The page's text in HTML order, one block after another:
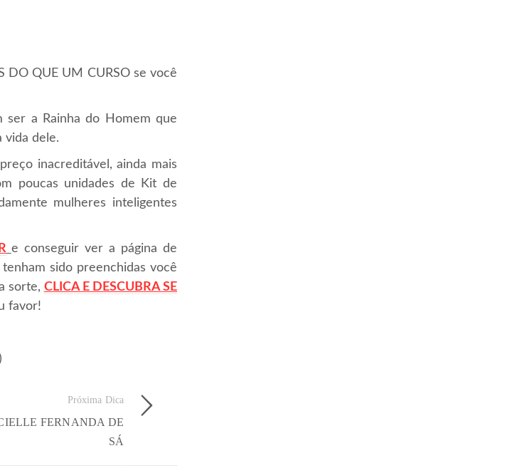
DO QUE UM CURSO se você
ser a Rainha do Homem que
vida dele.
inacreditável, ainda mais
poucas unidades de Kit de
mulheres inteligentes
e conseguir ver a página de
sido preenchidas você
sorte, CLICA E DESCUBRA SE
favor!
Próxima Dica
FERNANDA DE
SÁ